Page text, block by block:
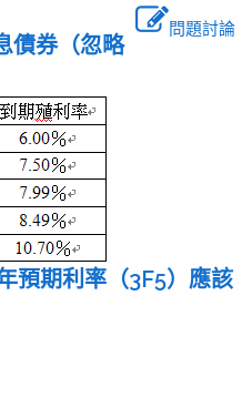
問題討論
債券（忽略
預期利率（3F5）應該